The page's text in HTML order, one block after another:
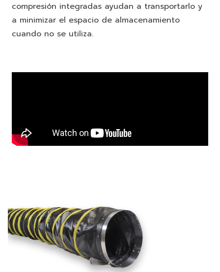
compresión integradas ayudan a transportarlo y
a minimizar el espacio de almacenamiento
cuando no se utiliza.